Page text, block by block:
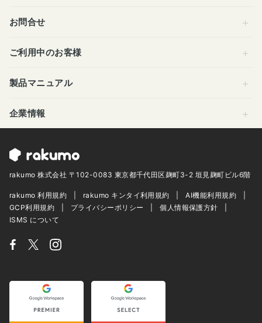
お問合せ
ご利用中のお客様
製品マニュアル
企業情報
rakumo 株式会社 〒102-0083 東京都千代田区麹町3-2 垣見麹町ビル6階
rakumo 利用規約 rakumo キンタイ利用規約
AI機能利用規約
GCP利用規約
プライバシーポリシー
個人情報保護方針
ISMS について